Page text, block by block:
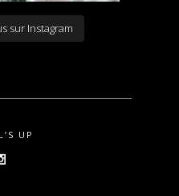
sur Instagram
UP